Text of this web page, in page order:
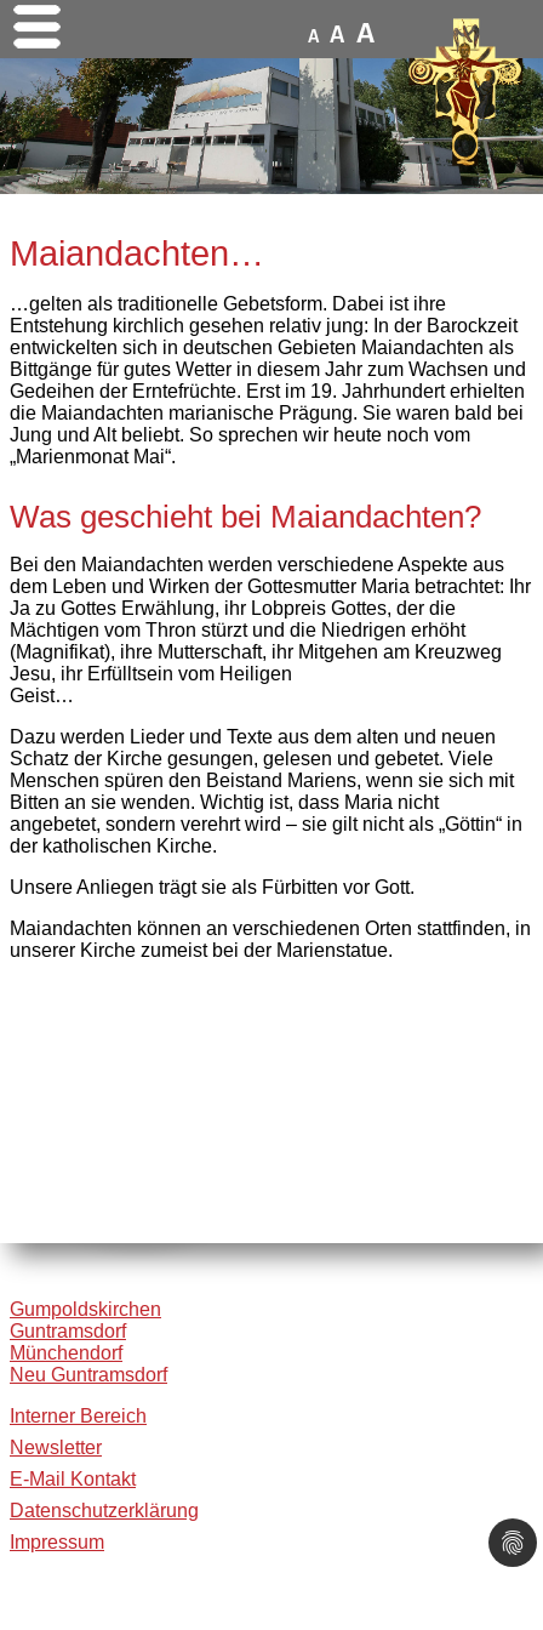
A A A
Maiandachten…
…gelten als traditionelle Gebetsform. Dabei ist ihre
Entstehung kirchlich gesehen relativ jung: In der Barockzeit
entwickelten sich in deutschen Gebieten Maiandachten als
Bittgänge für gutes Wetter in diesem Jahr zum Wachsen und
Gedeihen der Erntefrüchte. Erst im 19. Jahrhundert erhielten
die Maiandachten marianische Prägung. Sie waren bald bei
Jung und Alt beliebt. So sprechen wir heute noch vom
„Marienmonat Mai“.
Was geschieht bei Maiandachten?
Bei den Maiandachten werden verschiedene Aspekte aus
dem Leben und Wirken der Gottesmutter Maria betrachtet: Ihr
Ja zu Gottes Erwählung, ihr Lobpreis Gottes, der die
Mächtigen vom Thron stürzt und die Niedrigen erhöht
(Magnifikat), ihre Mutterschaft, ihr Mitgehen am Kreuzweg
Jesu, ihr Erfülltsein vom Heiligen
Geist…
Dazu werden Lieder und Texte aus dem alten und neuen
Schatz der Kirche gesungen, gelesen und gebetet. Viele
Menschen spüren den Beistand Mariens, wenn sie sich mit
Bitten an sie wenden. Wichtig ist, dass Maria nicht
angebetet, sondern verehrt wird – sie gilt nicht als „Göttin“ in
der katholischen Kirche.
Unsere Anliegen trägt sie als Fürbitten vor Gott.
Maiandachten können an verschiedenen Orten stattfinden, in
unserer Kirche zumeist bei der Marienstatue.
Gumpoldskirchen
Guntramsdorf
Münchendorf
Neu Guntramsdorf
Interner Bereich
Newsletter
E-Mail Kontakt
Datenschutzerklärung
Impressum